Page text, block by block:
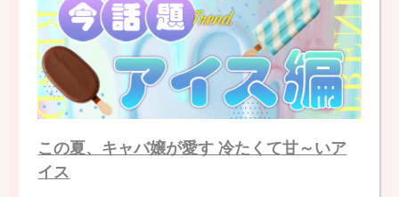
この夏、キャバ嬢が愛す 冷たくて甘～いア
イス